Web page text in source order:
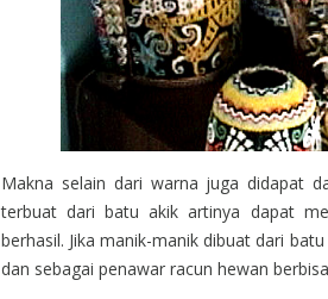
Makna selain dari warna juga didapat
terbuat dari batu akik artinya dapat
berhasil. Jika manik-manik dibuat dari
dan sebagai penawar racun hewan